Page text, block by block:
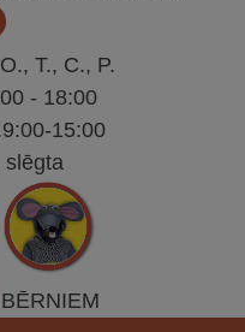
T., C., P.
- 18:00
15:00
slēgta
BĒRNIEM